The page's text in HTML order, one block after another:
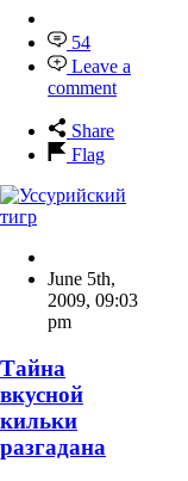
54
Leave a
comment
Share
Flag
June 5th,
2009, 09:03
pm
Тайна
вкусной
кильки
разгадана